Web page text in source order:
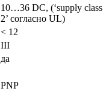
10…36 DC, (‘supply class
2’ согласно UL)
< 12
III
да
PNP